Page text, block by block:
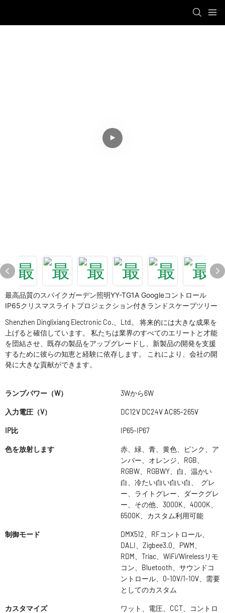
最高品質のスパイクガーデン照明YY-TG1A Googleコントロール
IP65クリスマスライトプロジェクション付きランドスケープツリー
Shenzhen Dinglixiang Electronic Co.、Ltd。 将来的には大きな成果を
上げると確信しています。 私たちは業界のすべてのエリートと才能
を団結させ、既存の製品をアップグレードし、新製品の開発を支援
するために彼らの知恵と経験に依存します。 これにより、会社の開
発に大きな貢献ができます。
ランプパワー（W） 3Wから6W
入力電圧（V） DC12V DC24V AC85-265V
IP比 IP65-IP67
色を放射します
赤、緑、青、黄色、ピンク、ア
ンバー、オレンジ、RGB、
RGBW、RGBWY、白、温かい
白、冷たい白い白い白、 グレ
ー、ライトグレー、ダークグレ
ー、その他、3000K、4000K、
6500K、カスタム利用可能
制御モード
DMX512、RFコントロール、
DALI、Zigbee3.0、PWM、
RDM、Triac、WiFi/Wirelessリモ
コン、Bluetooth、サウンドコ
ントロール、0-10V/1-10V、需要
としてのカスタム
カスタマイズ
ワット、電圧、CCT、コントロ